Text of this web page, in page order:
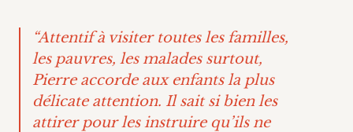
“Attentif à visiter toutes les familles,
les pauvres, les malades surtout,
Pierre accorde aux enfants la plus
délicate attention. Il sait si bien les
attirer pour les instruire qu’ils ne